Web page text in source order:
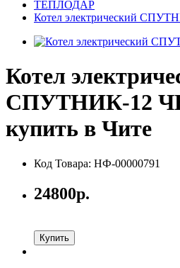
ТЕПЛОДАР
Котел электрический
Котел
СПУТНИК-12
купить в Чите
Код Товара: НФ-00000791
24800р.
Купить